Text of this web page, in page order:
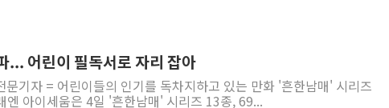
'화합' 꺼낸 김민석에 '뻔뻔'
李대통령, ISA 개편 재검토
동해중부 전 해상 풍랑주의
연일 폭염에 온열질환 사망
... 어린이 필독서로 자리 잡아
기자 = 어린이들의 인기를 독차지하고 있는 만화 '흔한남매' 시리즈
엔 아이세움은 4일 '흔한남매' 시리즈 13종, 69...